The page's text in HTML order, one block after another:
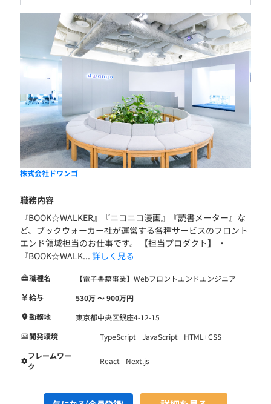
株式会社ドワンゴ
職務内容
『BOOK☆WALKER』『ニコニコ漫画』『読書メーター』な
ど、ブックウォーカー社が運営する各種サービスのフロント
エンド領域担当のお仕事です。 【担当プロダクト】 ・
『BOOK☆WALK... 詳しく見る
職種名
【電子書籍事業】Webフロントエンドエンジニア
給与
530万 〜 900万円
勤務地
東京都中央区銀座4-12-15
開発環境
TypeScript JavaScript
HTML+CSS
フレームワー
ク
React Next.js